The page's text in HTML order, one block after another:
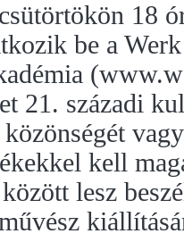
18
be a
21. századi
kell
lesz